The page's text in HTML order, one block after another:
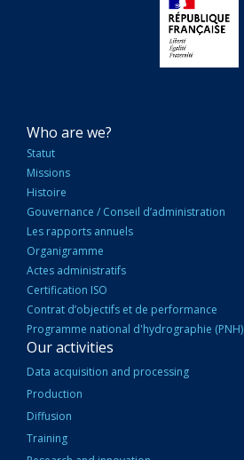
NAVIGATION
PRINCIPALE
Who are we?
Statut
Missions
Histoire
Gouvernance / Conseil d’administration
Les rapports annuels
Organigramme
Actes administratifs
Certification ISO
Contrat d’objectifs et de performance
Programme national d'hydrographie (PNH)
Our activities
Data acquisition and processing
Production
Diffusion
Training